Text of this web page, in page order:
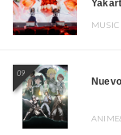
MUSIC
09